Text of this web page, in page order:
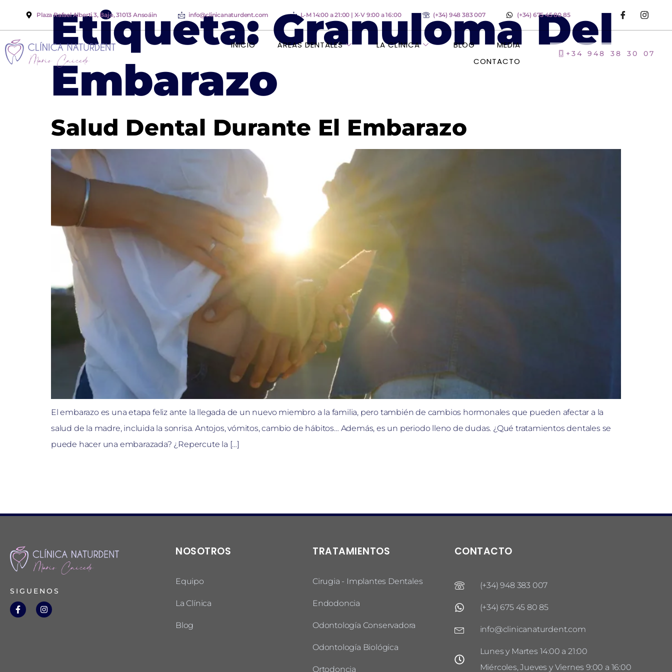
Plaza Rafael Alberti 3, Bajo, 31013 Ansoáin info@clinicanaturdent.com L-M 14:00 a 21:00 | X-V 9:00 a 16:00 (+34) 948 383 007 (+34) 675 45 80 85
INICIO ÁREAS DENTALES LA CLÍNICA BLOG
MEDIA
CONTACTO
+34 948 38 30 07
Etiqueta:Granuloma Del
Embarazo
Salud Dental Durante El Embarazo
El embarazo es una etapa feliz ante la llegada de un nuevo miembro a la familia, pero también de cambios hormonales que pueden afectar a la
salud de la madre, incluida la sonrisa. Antojos, vómitos, cambio de hábitos… Además, es un periodo lleno de dudas. ¿Qué tratamientos dentales se
puede hacer una embarazada? ¿Repercute la […]
SIGUENOS
NOSOTROS
Equipo
La Clínica
Blog
TRATAMIENTOS
Cirugia - Implantes Dentales
Endodoncia
Odontología Conservadora
Odontología Biológica
Ortodoncia
CONTACTO
(+34) 948 383 007
(+34) 675 45 80 85
info@clinicanaturdent.com
Lunes y Martes 14:00 a 21:00
Miércoles, Jueves y Viernes 9:00 a 16:00